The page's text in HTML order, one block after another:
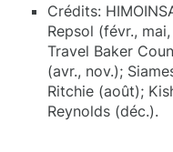
Crédits:
Repsol (févr.,
Travel Baker
(avr., nov.);
Ritchie (août);
Reynolds (déc.).